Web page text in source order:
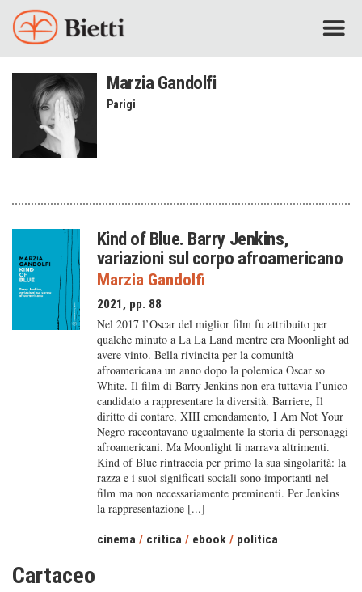
Marzia Gandolfi
Parigi
Kind of Blue. Barry Jenkins,
variazioni sul corpo afroamericano
Marzia Gandolfi
2021, pp. 88
Nel 2017 l’Oscar del miglior film fu attribuito per
qualche minuto a La La Land mentre era Moonlight ad
avere vinto. Bella rivincita per la comunità
afroamericana un anno dopo la polemica Oscar so
White. Il film di Barry Jenkins non era tuttavia l’unico
candidato a rappresentare la diversità. Barriere, Il
diritto di contare, XIII emendamento, I Am Not Your
Negro raccontavano ugualmente la storia di personaggi
afroamericani. Ma Moonlight li narrava altrimenti.
Kind of Blue rintraccia per primo la sua singolarità: la
razza e i suoi significati sociali sono importanti nel
film ma non necessariamente preminenti. Per Jenkins
la rappresentazione [...]
cinema / critica / ebook / politica
Cartaceo